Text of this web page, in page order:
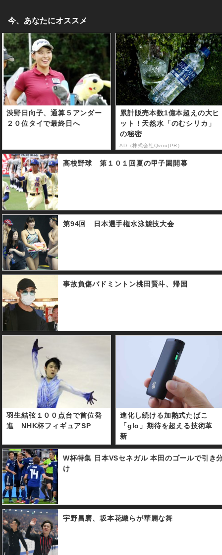
今、あなたにオススメ
渋野日向子、通算５アンダー
２０位タイで最終日へ
累計販売本数1億本超えの大ヒ
ット！天然水「のむシリカ」
の秘密
AD（株式会社Qvou|PR）
高校野球 第１０１回夏の甲子園開幕
第94回 日本選手権水泳競技大会
事故負傷バドミントン桃田賢斗、帰国
羽生結弦１００点台で首位発
進 NHK杯フィギュアSP
進化し続ける加熱式たばこ
「glo」期待を超える技術革
新
W杯特集 日本VSセネガル 本田のゴールで引き
け
宇野昌磨、坂本花織らが華麗な舞